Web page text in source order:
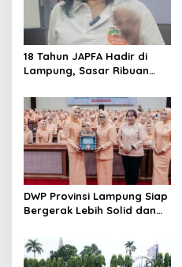
s
18 Tahun JAPFA Hadir di
Lampung, Sasar Ribuan
Sehat
DWP Provinsi Lampung Siap
Bergerak Lebih Solid dan
Pembangunan Daerah